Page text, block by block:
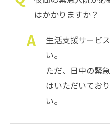
はかかりますか？
生活支援サービ
い。
ただ、日中の緊
はいただいてお
い。